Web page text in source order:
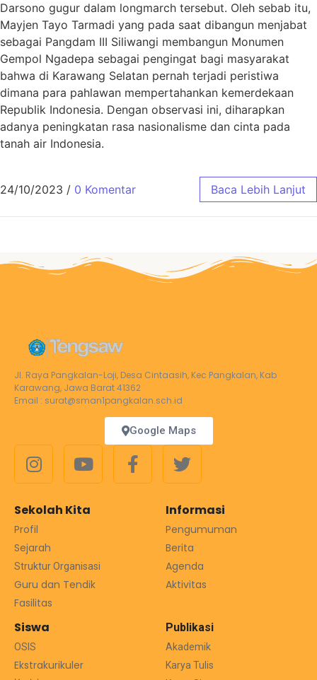
Darsono gugur dalam longmarch tersebut. Oleh sebab itu,
Mayjen Tayo Tarmadi yang pada saat dibangun menjabat
sebagai Pangdam III Siliwangi membangun Monumen
Gempol Ngadepa sebagai pengingat bagi masyarakat
bahwa di Karawang Selatan pernah terjadi peristiwa
dimana para pahlawan mempertahankan kemerdekaan
Republik Indonesia. Dengan observasi ini, diharapkan
adanya peningkatan rasa nasionalisme dan cinta pada
tanah air Indonesia.
24/10/2023 / 0 Komentar Baca Lebih Lanjut
Jl. Raya Pangkalan-Loji, Desa Cintaasih, Kec Pangkalan, Kab
Karawang, Jawa Barat 41362
Email : surat@sman1pangkalan.sch.id
Google Maps
Sekolah Kita
Profil
Sejarah
Struktur Organisasi
Guru dan Tendik
Fasilitas
Informasi
Pengumuman
Berita
Agenda
Aktivitas
Siswa
OSIS
Ekstrakurikuler
Publikasi
Akademik
Karya Tulis